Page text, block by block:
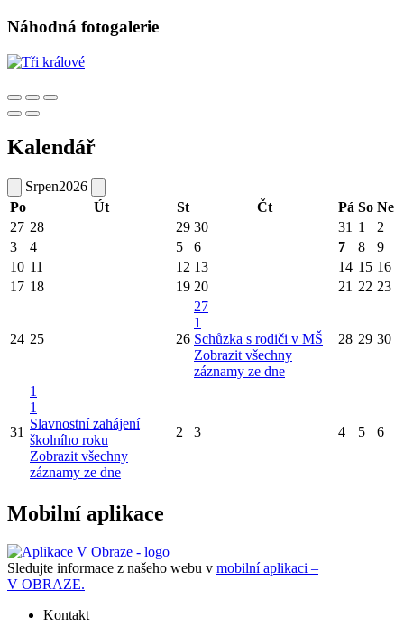
Náhodná fotogalerie
Kalendář
Srpen2026
Po
Út St Čt Pá So Ne
27 28 29 30 31 1
2
3
4 5 6 7 8
9
10 11 12 13 14 15 16
17 18 19 20 21 22 23
24 25 26
27
1
Schůzka s rodiči v MŠ
Zobrazit všechny
záznamy ze dne
28 29 30
31
1
1
Slavnostní zahájení
školního roku
Zobrazit všechny
záznamy ze dne
2 3 4 5 6
Mobilní aplikace
Sledujte informace z našeho webu v mobilní aplikaci –
V OBRAZE.
Kontakt